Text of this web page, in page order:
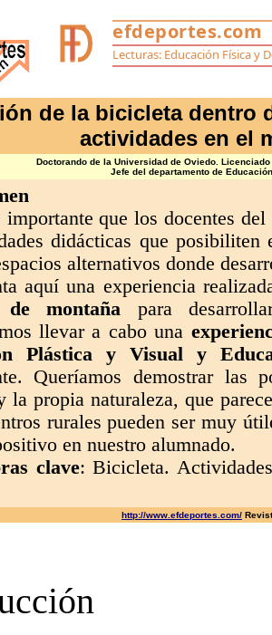
de la bicicleta dentro
actividades en el
Doctorando de la Universidad de Oviedo.
Jefe del departamento de
que los docentes del
didácticas que
alternativos donde
aquí una experiencia
de montaña para
llevar a cabo una
Plástica y Visual y
Queríamos demostrar
la propia naturaleza, que
rurales pueden ser muy
en nuestro alumnado.
clave: Bicicleta.
http://www.efdeportes.com/